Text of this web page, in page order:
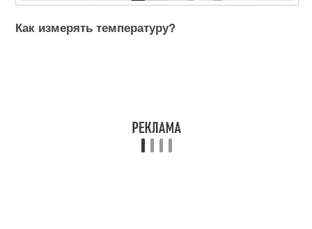
Как измерять температуру?